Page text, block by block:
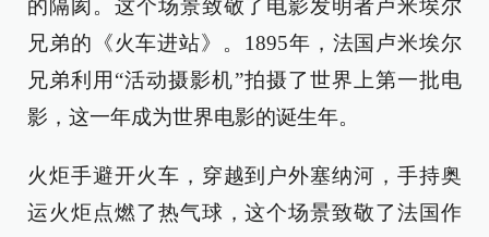
的隔阂。这个场景致敬了电影发明者卢米埃尔
兄弟的《火车进站》。1895年，法国卢米埃尔
兄弟利用“活动摄影机”拍摄了世界上第一批电
影，这一年成为世界电影的诞生年。
火炬手避开火车，穿越到户外塞纳河，手持奥
运火炬点燃了热气球，这个场景致敬了法国作